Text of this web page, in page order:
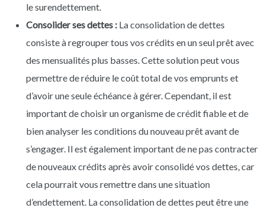
le surendettement.
Consolider ses dettes : La consolidation de dettes
consiste à regrouper tous vos crédits en un seul prêt avec
des mensualités plus basses. Cette solution peut vous
permettre de réduire le coût total de vos emprunts et
d’avoir une seule échéance à gérer. Cependant, il est
important de choisir un organisme de crédit fiable et de
bien analyser les conditions du nouveau prêt avant de
s’engager. Il est également important de ne pas contracter
de nouveaux crédits après avoir consolidé vos dettes, car
cela pourrait vous remettre dans une situation
d’endettement. La consolidation de dettes peut être une